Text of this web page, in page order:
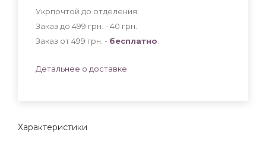
Характеристики
Укрпочтой до отделения:
Заказ до 499 грн. - 40 грн
Заказ от 499 грн. - бесплатно
Детальнее о доставке